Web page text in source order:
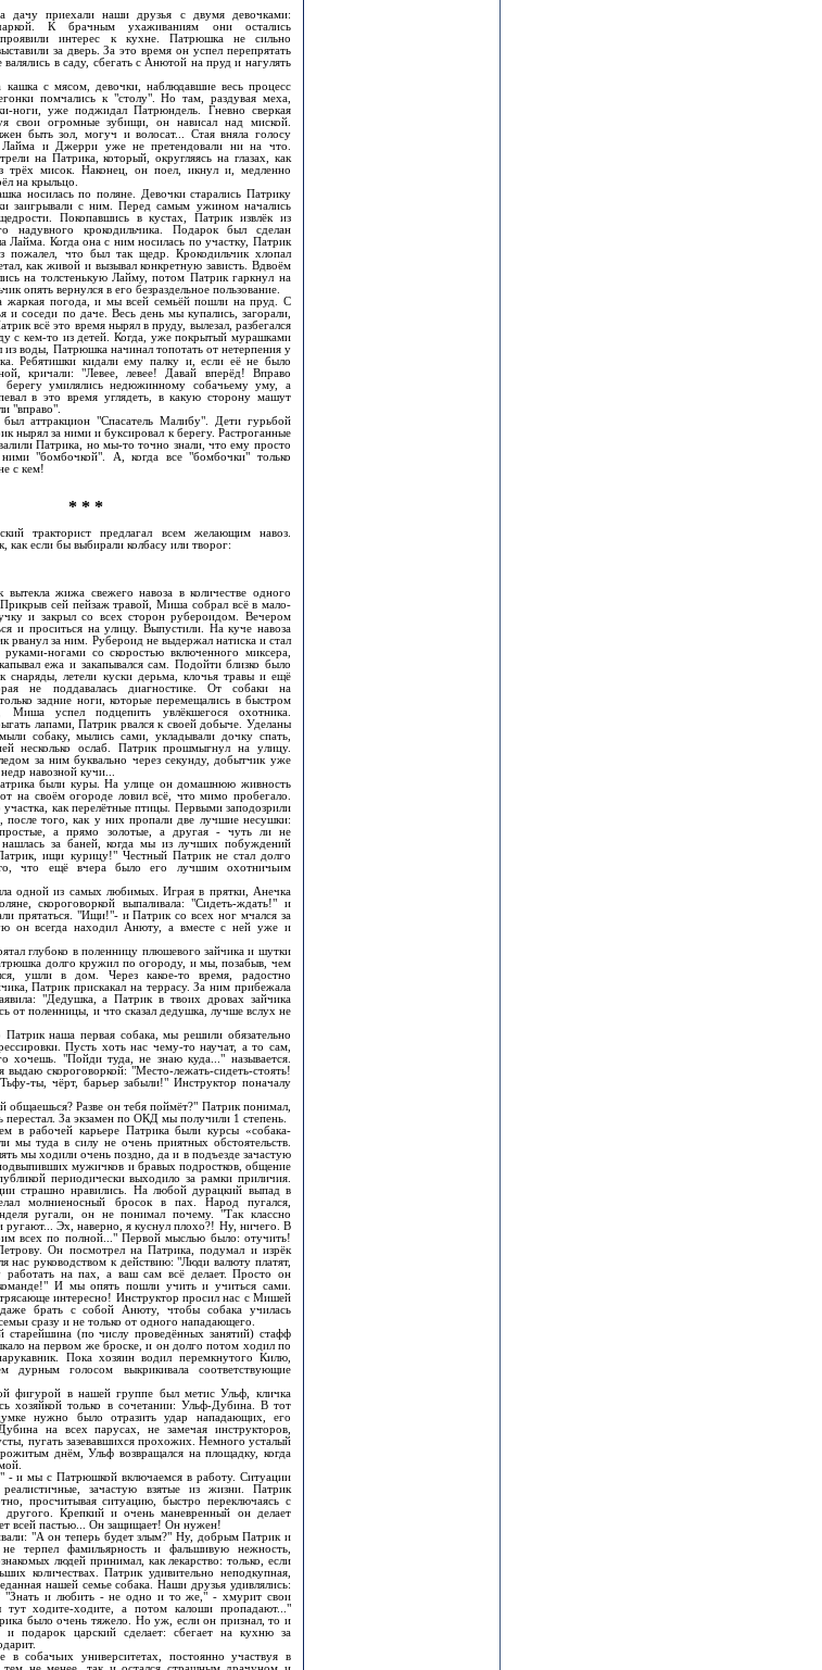
приехали наши друзья с двумя девочками:
К брачным ухаживаниям они остались
интерес к кухне. Патрюшка не сильно
за дверь. За это время он успел перепрятать
в саду, сбегать с Анютой на пруд и нагулять
с мясом, девочки, наблюдавшие весь процесс
помчались к "столу". Но там, раздувая меха,
ноги, уже поджидал Патрюндель. Гневно сверкая
свои огромные зубищи, он нависал над миской.
быть зол, могуч и волосат... Стая вняла голосу
Лайма и Джерри уже не претендовали ни на что.
на Патрика, который, округляясь на глазах, как
трёх мисок. Наконец, он поел, икнул и, медленно
на крыльцо.
носилась по поляне. Девочки старались Патрику
заигрывали с ним. Перед самым ужином начались
Покопавшись в кустах, Патрик извлёк из
надувного крокодильчика. Подарок был сделан
Лайма. Когда она с ним носилась по участку, Патрик
пожалел, что был так щедр. Крокодильчик хлопал
как живой и вызывал конкретную зависть. Вдвоём
на толстенькую Лайму, потом Патрик гаркнул на
опять вернулся в его безраздельное пользование.
погода, и мы всей семьёй пошли на пруд. С
и соседи по даче. Весь день мы купались, загорали,
всё это время нырял в пруду, вылезал, разбегался
с кем-то из детей. Когда, уже покрытый мурашками
из воды, Патрюшка начинал топотать от нетерпения у
Ребятишки кидали ему палку и, если её не было
кричали: "Левее, левее! Давай вперёд! Вправо
берегу умилялись недюжинному собачьему уму, а
в это время углядеть, в какую сторону машут
"вправо".
аттракцион "Спасатель Малибу". Дети гурьбой
нырял за ними и буксировал к берегу. Растроганные
Патрика, но мы-то точно знали, что ему просто
"бомбочкой". А, когда все "бомбочки" только
с кем!
* * *
тракторист предлагал всем желающим навоз.
как если бы выбирали колбасу или творог:
жижа свежего навоза в количестве одного
сей пейзаж травой, Миша собрал всё в мало-
и закрыл со всех сторон рубероидом. Вечером
и проситься на улицу. Выпустили. На куче навоза
рванул за ним. Рубероид не выдержал натиска и стал
руками-ногами со скоростью включенного миксера,
ежа и закапывался сам. Подойти близко было
снаряды, летели куски дерьма, клочья травы и ещё
не поддавалась диагностике. От собаки на
задние ноги, которые перемещались в быстром
Миша успел подцепить увлёкшегося охотника.
лапами, Патрик рвался к своей добыче. Уделаны
собаку, мылись сами, укладывали дочку спать,
несколько ослаб. Патрик прошмыгнул на улицу.
за ним буквально через секунду, добытчик уже
навозной кучи...
были куры. На улице он домашнюю живность
на своём огороде ловил всё, что мимо пробегало.
как перелётные птицы. Первыми заподозрили
после того, как у них пропали две лучшие несушки:
а прямо золотые, а другая - чуть ли не
за баней, когда мы из лучших побуждений
ищи курицу!" Честный Патрик не стал долго
что ещё вчера было его лучшим охотничьим
одной из самых любимых. Играя в прятки, Анечка
скороговоркой выпаливала: "Сидеть-ждать!" и
прятаться. "Ищи!"- и Патрик со всех ног мчался за
он всегда находил Анюту, а вместе с ней уже и
глубоко в поленницу плюшевого зайчика и шутки
долго кружил по огороду, и мы, позабыв, чем
ушли в дом. Через какое-то время, радостно
Патрик прискакал на террасу. За ним прибежала
"Дедушка, а Патрик в твоих дровах зайчика
от поленницы, и что сказал дедушка, лучше вслух не
наша первая собака, мы решили обязательно
Пусть хоть нас чему-то научат, а то сам,
хочешь. "Пойди туда, не знаю куда..." называется.
скороговоркой: "Место-лежать-сидеть-стоять!
ты, чёрт, барьер забыли!" Инструктор поначалу
Разве он тебя поймёт?" Патрик понимал,
перестал. За экзамен по ОКД мы получили 1 степень.
рабочей карьере Патрика были курсы «собака-
мы туда в силу не очень приятных обстоятельств.
мы ходили очень поздно, да и в подъезде зачастую
мужичков и бравых подростков, общение
периодически выходило за рамки приличия.
страшно нравились. На любой дурацкий выпад в
молниеносный бросок в пах. Народ пугался,
ругали, он не понимал почему. "Так классно
ругают... Эх, наверно, я куснул плохо?! Ну, ничего. В
всех по полной..." Первой мыслью было: отучить!
Он посмотрел на Патрика, подумал и изрёк
нас руководством к действию: "Люди валюту платят,
работать на пах, а ваш сам всё делает. Просто он
И мы опять пошли учить и учиться сами.
интересно! Инструктор просил нас с Мишей
брать с собой Анюту, чтобы собака училась
сразу и не только от одного нападающего.
(по числу проведённых занятий) стафф
на первом же броске, и он долго потом ходил по
Пока хозяин водил перемкнутого Килю,
дурным голосом выкрикивала соответствующие
фигурой в нашей группе был метис Ульф, кличка
хозяйкой только в сочетании: Ульф-Дубина. В тот
нужно было отразить удар нападающих, его
на всех парусах, не замечая инструкторов,
пугать зазевавшихся прохожих. Немного усталый
днём, Ульф возвращался на площадку, когда
и мы с Патрюшкой включаемся в работу. Ситуации
реалистичные, зачастую взятые из жизни. Патрик
просчитывая ситуацию, быстро переключаясь с
другого. Крепкий и очень маневренный он делает
всей пастью... Он защищает! Он нужен!
"А он теперь будет злым?" Ну, добрым Патрик и
терпел фамильярность и фальшивую нежность,
людей принимал, как лекарство: только, если
количествах. Патрик удивительно неподкупная,
нашей семье собака. Наши друзья удивлялись:
"Знать и любить - не одно и то же," - хмурит свои
ходите-ходите, а потом калоши пропадают..."
было очень тяжело. Но уж, если он признал, то и
и подарок царский сделает: сбегает на кухню за
университетах, постоянно участвуя в